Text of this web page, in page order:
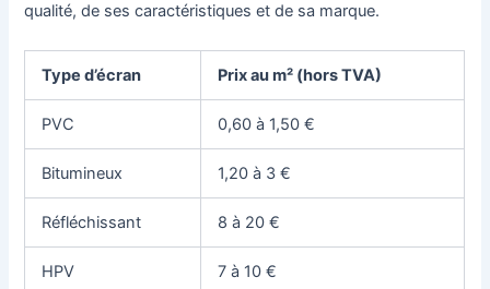
qualité, de ses caractéristiques et de sa marque.
Type d’écran Prix au m² (hors TVA)
PVC 0,60 à 1,50 €
Bitumineux 1,20 à 3 €
Réfléchissant 8 à 20 €
HPV 7 à 10 €